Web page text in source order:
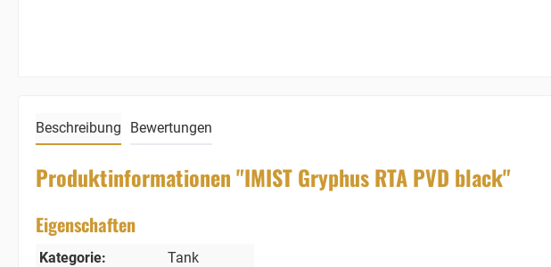
Beschreibung Bewertungen
Produktinformationen "IMIST Gryphus RTA PVD black"
Eigenschaften
Kategorie:
Tank